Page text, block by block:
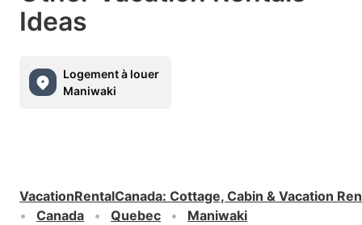
Ideas
Logement à louer
Maniwaki
VacationRentalCanada: Cottage, Cabin & Vacation
Canada
Quebec
Maniwaki